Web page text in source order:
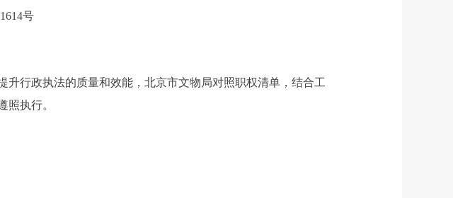
号
行政执法的质量和效能，北京市文物局对照职权清单，结合工
照执行。